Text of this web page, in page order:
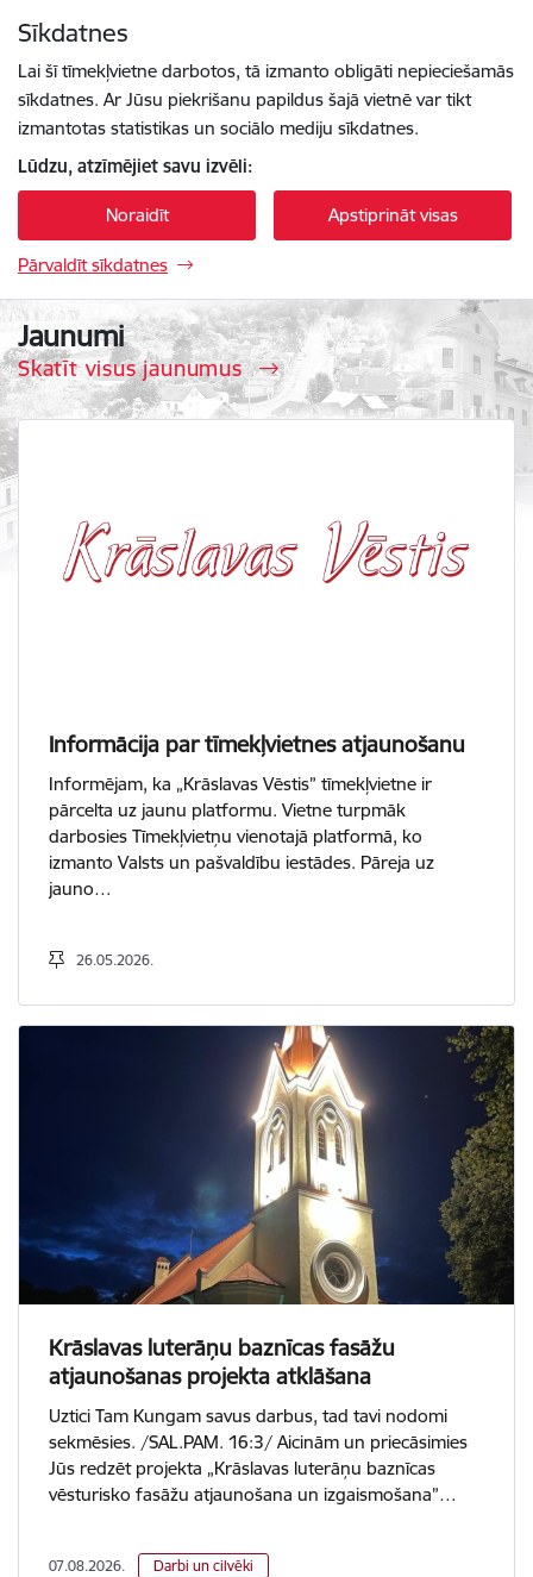
Sīkdatnes
Lai šī tīmekļvietne darbotos, tā izmanto obligāti nepieciešamās
sīkdatnes. Ar Jūsu piekrišanu papildus šajā vietnē var tikt
izmantotas statistikas un sociālo mediju sīkdatnes.
Lūdzu, atzīmējiet savu izvēli:
Noraidīt Apstiprināt visas
Pārvaldīt sīkdatnes
Krāslavas vēstis
Jaunumi
Skatīt visus jaunumus
Informācija par tīmekļvietnes atjaunošanu
Informējam, ka „Krāslavas Vēstis” tīmekļvietne ir
pārcelta uz jaunu platformu. Vietne turpmāk
darbosies Tīmekļvietņu vienotajā platformā, ko
izmanto Valsts un pašvaldību iestādes. Pāreja uz
jauno…
26.05.2026.
Krāslavas luterāņu baznīcas fasāžu
atjaunošanas projekta atklāšana
Uztici Tam Kungam savus darbus, tad tavi nodomi
sekmēsies. /SAL.PAM. 16:3/ Aicinām un priecāsimies
Jūs redzēt projekta „Krāslavas luterāņu baznīcas
vēsturisko fasāžu atjaunošana un izgaismošana”…
07.08.2026. Darbi un cilvēki